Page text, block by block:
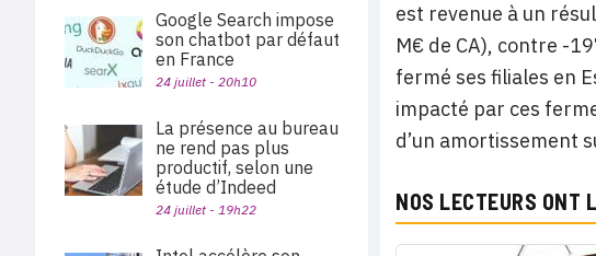
est revenue à un
M€ de CA), contre -
fermé ses filiales en
impacté par ces
d’un amortissement
NOS LECTEURS ONT
Google Search impose
son chatbot par défaut
en France
24 juillet - 20h10
La présence au bureau
ne rend pas plus
productif, selon une
étude d’Indeed
24 juillet - 19h22